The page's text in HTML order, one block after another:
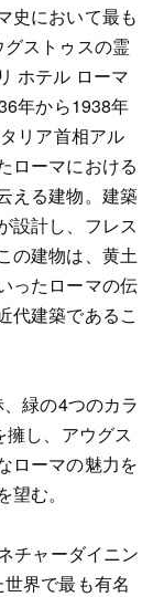
史において最も
ストゥスの霊
ホテル ローマ
年から1938年
リア首相アル
ローマにおける
える建物。建築
設計し、フレス
の建物は、黄土
ったローマの伝
代建築であるこ
緑の4つのカラ
し、アウグス
ローマの魅力を
む。
チャーダイニン
界で最も有名